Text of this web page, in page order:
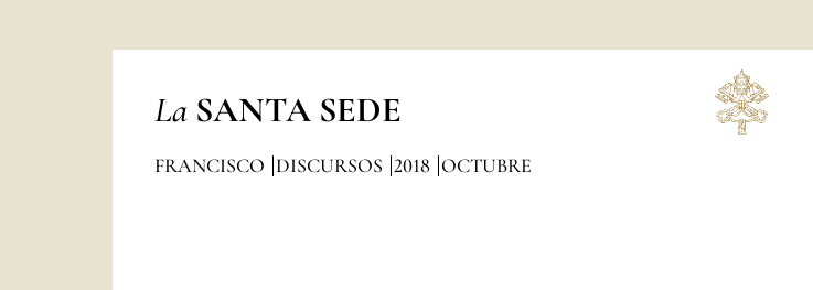
La SANTA SEDE
FRANCISCO DISCURSOS 2018 OCTUBRE